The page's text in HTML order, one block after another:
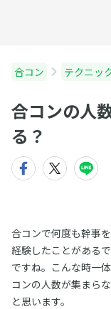
合コン テクニッ
合コンの人
る？
合コンで何度も幹事
経験したことがある
ですね。こんな時一
コンの人数が集まら
と思います。